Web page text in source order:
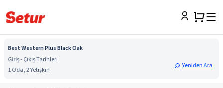
Best Western Plus Black Oak
Giriş - Çıkış Tarihleri
1 Oda, 2 Yetişkin
Yeniden Ara